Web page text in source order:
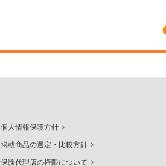
個人情報保護方針
掲載商品の選定・比較方針
保険代理店の権限について